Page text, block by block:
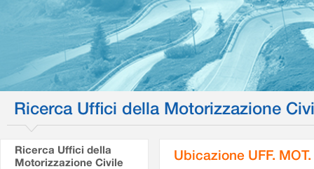
Ricerca Uffici della Motorizzazione
Ricerca Uffici della
Motorizzazione Civile
Ubicazione UFF.